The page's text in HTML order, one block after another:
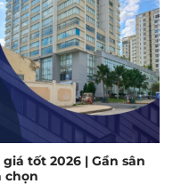
tốt 2026 | Gần sân
chọn